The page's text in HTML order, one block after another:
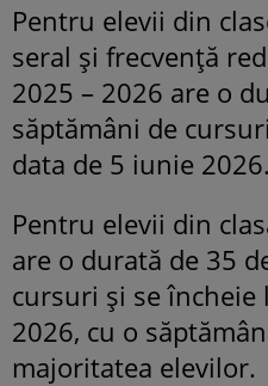
Pentru elevii din
seral şi frecvenţă
2025 – 2026 are o
săptămâni de
data de 5 iunie 2026.
Pentru elevii din
are o durată de 35
cursuri şi se încheie
2026, cu o
majoritatea elevilor.